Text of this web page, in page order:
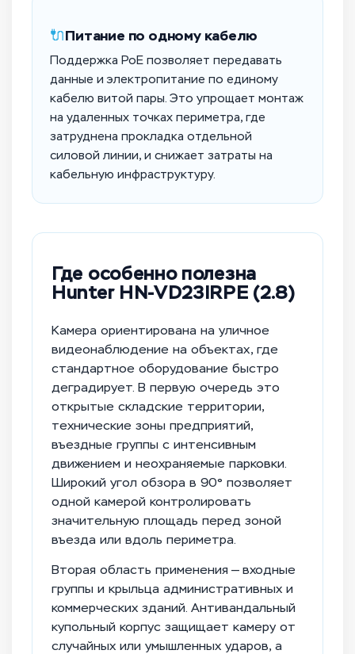
🔌Питание по одному кабелю
Поддержка PoE позволяет передавать
данные и электропитание по единому
кабелю витой пары. Это упрощает монтаж
на удаленных точках периметра, где
затруднена прокладка отдельной
силовой линии, и снижает затраты на
кабельную инфраструктуру.
Где особенно полезна
Hunter HN-VD23IRPE (2.8)
Камера ориентирована на уличное
видеонаблюдение на объектах, где
стандартное оборудование быстро
деградирует. В первую очередь это
открытые складские территории,
технические зоны предприятий,
въездные группы с интенсивным
движением и неохраняемые парковки.
Широкий угол обзора в 90° позволяет
одной камерой контролировать
значительную площадь перед зоной
въезда или вдоль периметра.
Вторая область применения — входные
группы и крыльца административных и
коммерческих зданий. Антивандальный
купольный корпус защищает камеру от
случайных или умышленных ударов, а